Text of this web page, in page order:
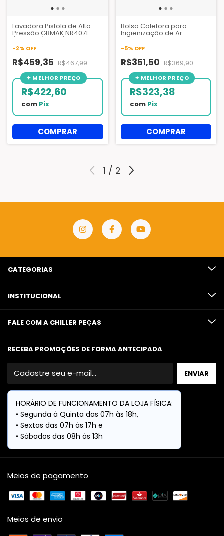
Lavadora Pistola de Alta
Pressão GBMAK NR4071
(360 PSI / 19 Bar) Sem Fio
com Baterias e maleta -
Limpeza de ar
condicionado
-2% OFF
R$459,35 R$467,99
R$422,60
com Pix
Bolsa Coletora para
higienização de Ar
Condicionado Piso Teto até
60 Mil BTUs | Limpeza
-5% OFF
R$351,50 R$369,90
R$323,38
com Pix
1 / 2
CATEGORIAS
INSTITUCIONAL
FALE COM A CHILLER PEÇAS
RECEBA PROMOÇÕES DE FORMA ANTECIPADA
Meios de pagamento
Meios de envio